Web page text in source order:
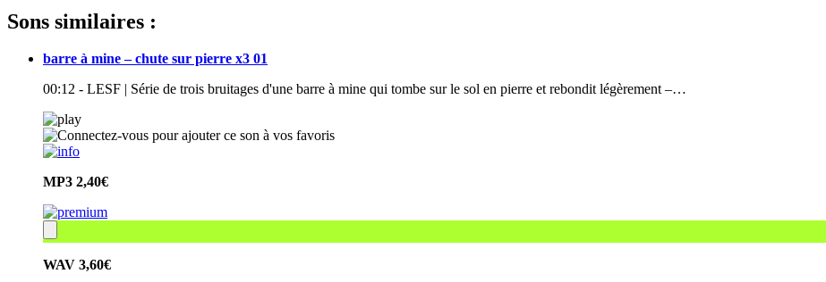
Sons similaires :
barre à mine – chute sur pierre x3 01
00:12 - LESF | Série de trois bruitages d'une barre à mine qui tombe sur le sol en pierre et rebondit légèrement –…
MP3 2,40€
WAV 3,60€